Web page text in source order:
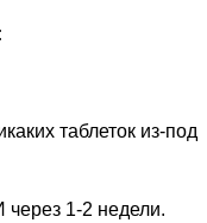
таблеток из-под
через 1-2 недели.